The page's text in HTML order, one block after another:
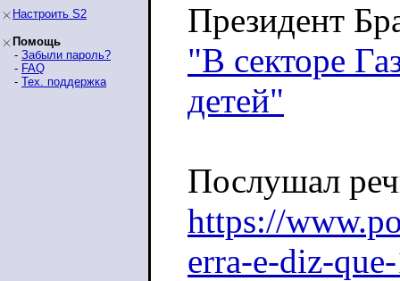
Настроить S2
Помощь
- Забыли пароль?
- FAQ
- Тех. поддержка
Президент
"В секторе
детей"
Послушал
https://
erra-e-diz-